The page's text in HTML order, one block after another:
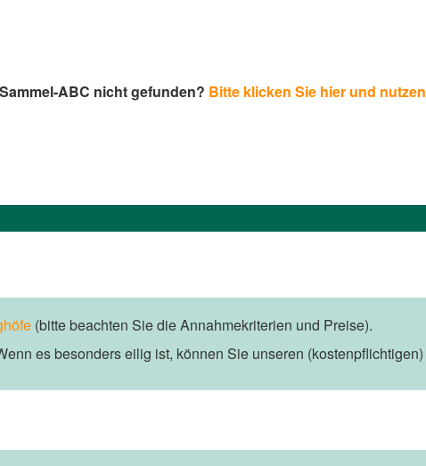
ABC nicht gefunden? Bitte klicken Sie hier und
(bitte beachten Sie die Annahmekriterien und Preise).
es besonders eilig ist, können Sie unseren (kostenpflichtigen)